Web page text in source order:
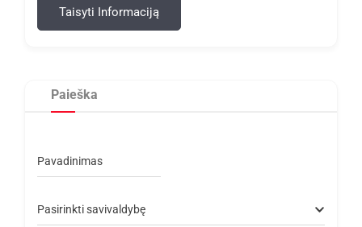
Taisyti Informaciją
Paieška
Pavadinimas
Pasirinkti savivaldybę